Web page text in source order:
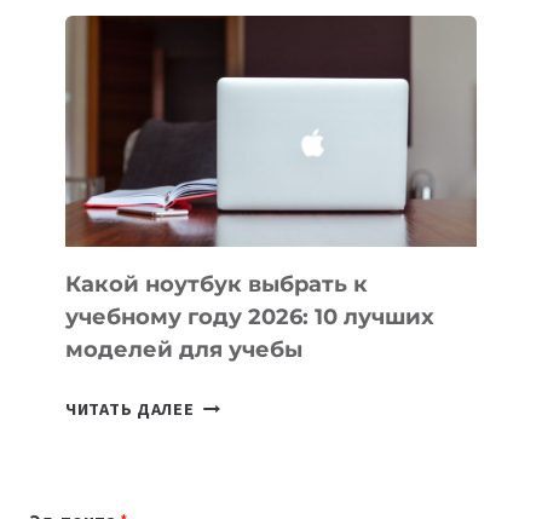
ПОМОГАЮТ
СОЗДАВАТЬ
БЕЗ
СЛОЖНОГО
КОДА
Какой ноутбук выбрать к
учебному году 2026: 10 лучших
моделей для учебы
ЧИТАТЬ ДАЛЕЕ КАКОЙ